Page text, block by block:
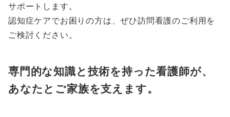
サポートします。
認知症ケアでお困りの方は、ぜひ訪問看護のご利用を
ご検討ください。
専門的な知識と技術を持った看護師が、
あなたとご家族を支えます。